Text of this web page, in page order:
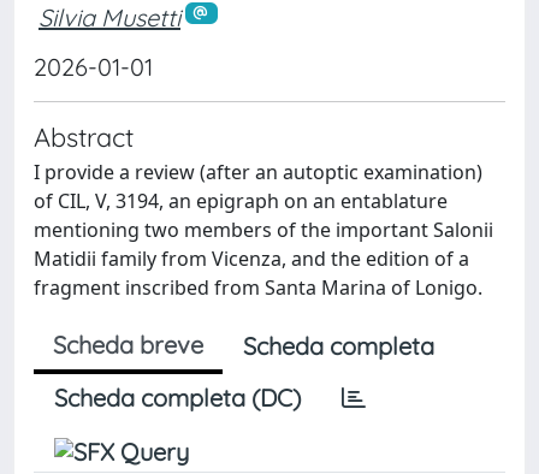
Silvia Musetti
2026-01-01
Abstract
I provide a review (after an autoptic examination)
of CIL, V, 3194, an epigraph on an entablature
mentioning two members of the important Salonii
Matidii family from Vicenza, and the edition of a
fragment inscribed from Santa Marina of Lonigo.
Scheda breve
Scheda completa
Scheda completa (DC)